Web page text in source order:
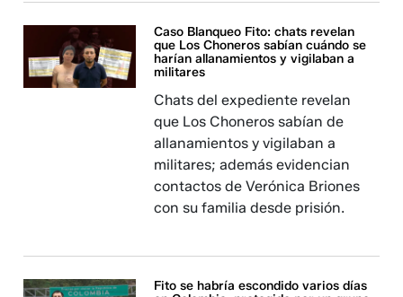
Caso Blanqueo Fito: chats revelan
que Los Choneros sabían cuándo se
harían allanamientos y vigilaban a
militares
Chats del expediente revelan
que Los Choneros sabían de
allanamientos y vigilaban a
militares; además evidencian
contactos de Verónica Briones
con su familia desde prisión.
Fito se habría escondido varios días